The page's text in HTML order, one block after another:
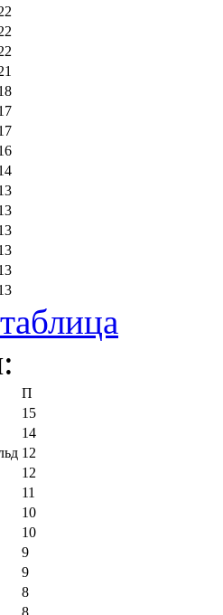
П
15
14
12
12
11
10
10
9
9
8
8